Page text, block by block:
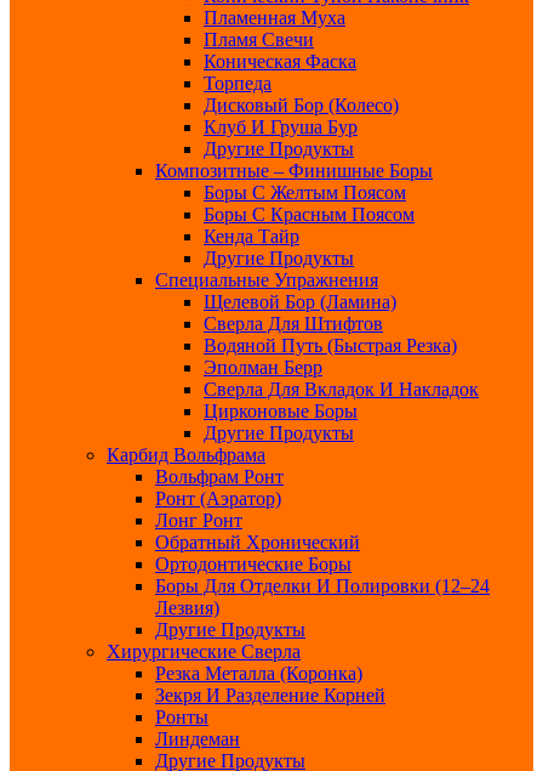
Пламенная Муха
Пламя Свечи
Коническая Фаска
Торпеда
Дисковый Бор (колесо)
Клуб И Груша Бур
Другие Продукты
Композитные – Финишные Боры
Боры С Желтым Поясом
Боры С Красным Поясом
Кенда Тайр
Другие Продукты
Специальные Упражнения
Щелевой Бор (ламина)
Сверла Для Штифтов
Водяной Путь (быстрая Резка)
Эполман Берр
Сверла Для Вкладок И Накладок
Цирконовые Боры
Другие Продукты
Карбид Вольфрама
Вольфрам Ронт
Ронт (Аэратор)
Лонг Ронт
Обратный Хронический
Ортодонтические Боры
Боры Для Отделки И Полировки (12–24
Лезвия)
Другие Продукты
Хирургические Сверла
Резка Металла (Коронка)
Зекря И Разделение Корней
Ронты
Линдеман
Другие Продукты